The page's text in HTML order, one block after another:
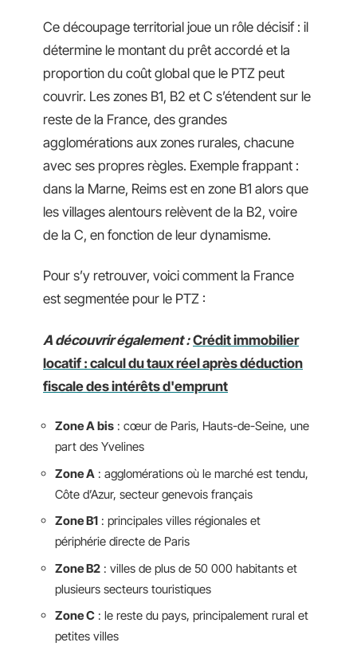
Ce découpage territorial joue un rôle décisif : il
détermine le montant du prêt accordé et la
proportion du coût global que le PTZ peut
couvrir. Les zones B1, B2 et C s’étendent sur le
reste de la France, des grandes
agglomérations aux zones rurales, chacune
avec ses propres règles. Exemple frappant :
dans la Marne, Reims est en zone B1 alors que
les villages alentours relèvent de la B2, voire
de la C, en fonction de leur dynamisme.
Pour s’y retrouver, voici comment la France
est segmentée pour le PTZ :
A découvrir également : Crédit immobilier
locatif : calcul du taux réel après déduction
fiscale des intérêts d'emprunt
Zone A bis : cœur de Paris, Hauts-de-Seine, une
part des Yvelines
Zone A : agglomérations où le marché est tendu,
Côte d’Azur, secteur genevois français
Zone B1 : principales villes régionales et
périphérie directe de Paris
Zone B2 : villes de plus de 50 000 habitants et
plusieurs secteurs touristiques
Zone C : le reste du pays, principalement rural et
petites villes